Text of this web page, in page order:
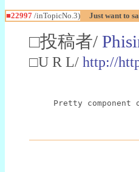
■22997 /inTopicNo.3) Just want to
□投稿者/
□U R L/ http://
Pretty